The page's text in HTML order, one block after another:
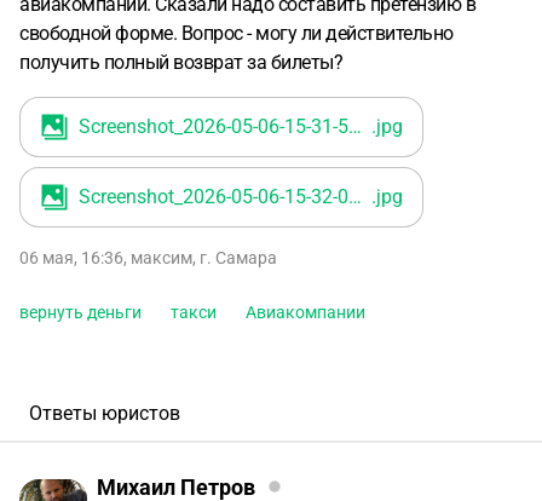
свободной форме. Вопрос - могу ли действительно
получить полный возврат за билеты?
Screenshot_2026-05-06-15-31-59-28_e307a3f9df9f380ebaf106e1dc980bb6 .jpg
Screenshot_2026-05-06-15-32-06-07_e307a3f9df9f380ebaf106e1dc980bb6 .jpg
06 мая, 16:36, максим, г. Самара
вернуть деньги такси Авиакомпании
Ответы юристов
Михаил Петров